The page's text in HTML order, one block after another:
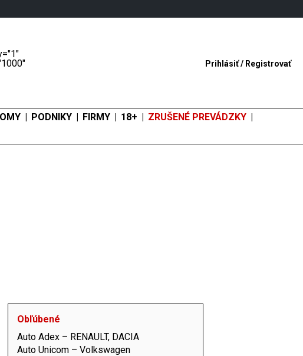
Prihlásiť/ Registrovať
PODNIKY FIRMY 18+
ZRUŠENÉ PREVÁDZKY
Obľúbené
Auto Adex – RENAULT, DACIA
Auto Unicom – Volkswagen